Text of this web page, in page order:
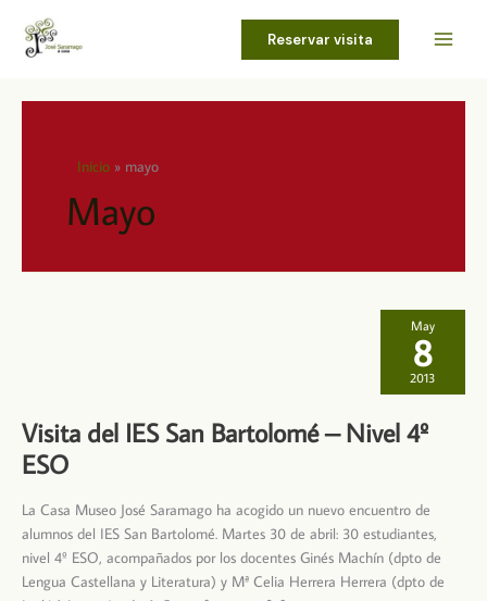
contenido
Reservar visita
Inicio mayo
Mayo
Visita del IES San Bartolomé – Nivel 4º
ESO
La Casa Museo José Saramago ha acogido un nuevo encuentro de
alumnos del IES San Bartolomé. Martes 30 de abril: 30 estudiantes,
nivel 4º ESO, acompañados por los docentes Ginés Machín (dpto de
Lengua Castellana y Literatura) y Mª Celia Herrera Herrera (dpto de
May
8
2013